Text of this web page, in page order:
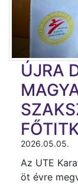
ÚJRA
2026.05.05.
Az UTE
öt évre